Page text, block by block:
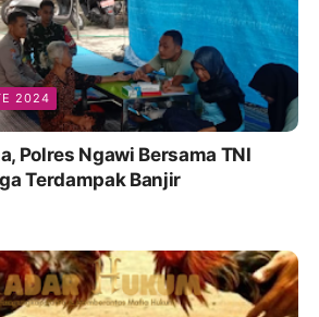
2024
Polres Ngawi Bersama TNI
Terdampak Banjir